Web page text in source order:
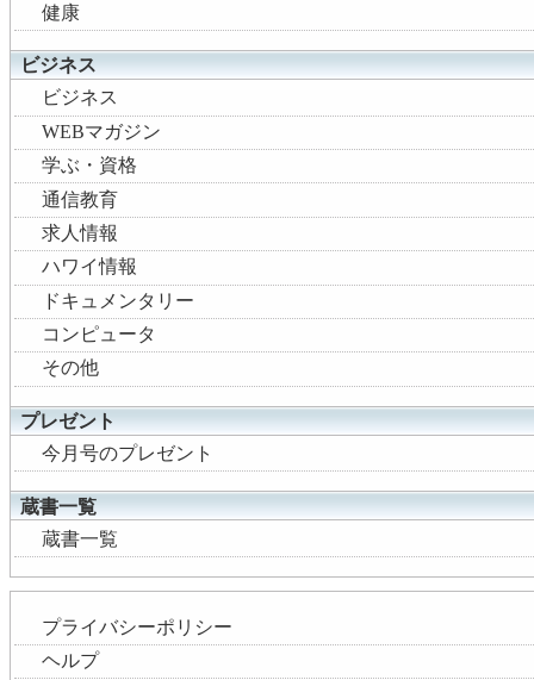
健康
ビジネス
ビジネス
WEBマガジン
学ぶ・資格
通信教育
求人情報
ハワイ情報
ドキュメンタリー
コンピュータ
その他
プレゼント
今月号のプレゼント
蔵書一覧
蔵書一覧
プライバシーポリシー
ヘルプ